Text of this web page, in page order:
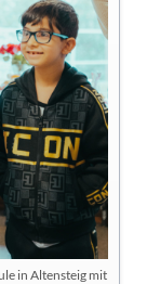
in Altensteig mit